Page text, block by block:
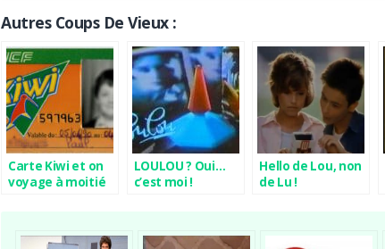
Autres Coups De Vieux :
Carte Kiwi et on
voyage à moitié
LOULOU ? Oui…
c’est moi !
Hello de Lou, non
de Lu !